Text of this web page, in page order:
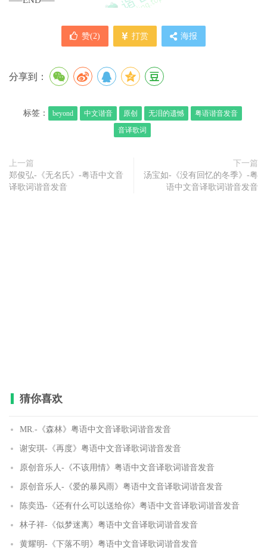
赞(2) 打赏 海报
分享到：
标签： beyond 中文谐音 原创 无泪的遗憾
粤语谐音发音
音译歌词
上一篇
郑俊弘-《无名氏》-粤语中文音
译歌词谐音发音
下一篇
汤宝如-《没有回忆的冬季》-粤
语中文音译歌词谐音发音
猜你喜欢
MR.-《森林》粤语中文音译歌词谐音发音
谢安琪-《再度》粤语中文音译歌词谐音发音
原创音乐人-《不该用情》粤语中文音译歌词谐音发音
原创音乐人-《爱的暴风雨》粤语中文音译歌词谐音发音
陈奕迅-《还有什么可以送给你》粤语中文音译歌词谐音发音
林子祥-《似梦迷离》粤语中文音译歌词谐音发音
黄耀明-《下落不明》粤语中文音译歌词谐音发音